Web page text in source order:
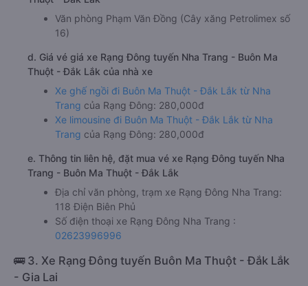
Văn phòng Phạm Văn Đồng (Cây xăng Petrolimex số
16)
d. Giá vé giá xe Rạng Đông tuyến Nha Trang - Buôn Ma
Thuột - Đắk Lắk của nhà xe
Xe ghế ngồi đi Buôn Ma Thuột - Đắk Lắk từ Nha
Trang của Rạng Đông: 280,000đ
Xe limousine đi Buôn Ma Thuột - Đắk Lắk từ Nha
Trang của Rạng Đông: 280,000đ
e. Thông tin liên hệ, đặt mua vé xe Rạng Đông tuyến Nha
Trang - Buôn Ma Thuột - Đắk Lắk
Địa chỉ văn phòng, trạm xe Rạng Đông Nha Trang:
118 Điện Biên Phủ
Số điện thoại xe Rạng Đông Nha Trang :
02623996996
🚌 3. Xe Rạng Đông tuyến Buôn Ma Thuột - Đắk Lắk
- Gia Lai